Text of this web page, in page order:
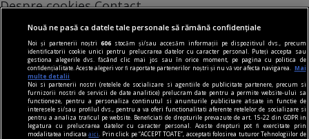
Despre cookies Contact
Modifică preferințe pentru confidențialitate
© Toate drepturile rezervate Adevarul Holding 2026
Din rețeaua Adevărul Holding:
Adevarul.ro
Click.ro
ClickPoftaBuna.ro
ClickSanatate.ro
Nouă ne pasă ca datele tale personale să rămână confidențiale
Noi și partenerii noștri606 stocăm și/sau accesăm informații pe dispozitivul dvs., precum
identificatorii cookie unici pentru prelucrarea datelor cu caracter personal. Puteți accepta sau
gestiona alegerile dvs. făcând clic mai jos sau în orice moment, pe pagina cu politica de
confidențialitate. Aceste alegeri vor fi raportate partenerilor noștri și nu vă vor afecta navigarea.
Mai
multe detalii
Noi si partenerii nostri (retelele de socializare si agentiile de publicitate partenere, precum si
furnizorii nostri de servicii de date analitice) prelucram date pentru a permite website-ului sa
functioneze, pentru a personaliza continutul si anunturile publicitare afisate in functie de
interesele si/sau profilul dvs., pentru a va oferi functionalitati aferente retelelor de socializare si
pentru a analiza traficul pe website. Beneficiati de drepturile prevazute de art. 15-22 din GDPR in
legatura cu prelucrarea datelor cu caracter personal. Aceste drepturi pot fi exercitate prin
modalitatea indicataaici
. Prin click pe “ACCEPT TOATE”, acceptati folosirea tuturor Tehnologiilor de